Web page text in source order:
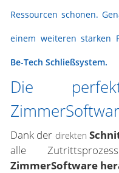
Ressourcen schonen.
einem weiteren starken
Be-Tech Schließsystem.
Die
Dank der direkten
alle
ZimmerSoftware